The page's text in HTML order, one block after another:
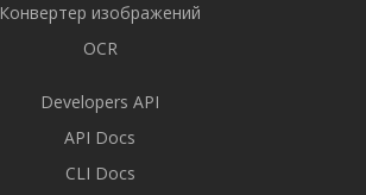
Конвертер изображений
OCR
Developers API
API Docs
CLI Docs